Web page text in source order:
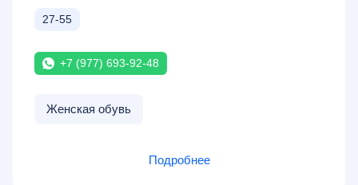
27-55
+7 (977) 693-92-48
Женская обувь
Подробнее